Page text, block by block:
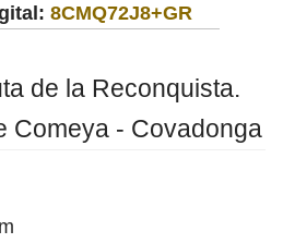
8CMQ72J8+GR
de la Reconquista.
Comeya - Covadonga